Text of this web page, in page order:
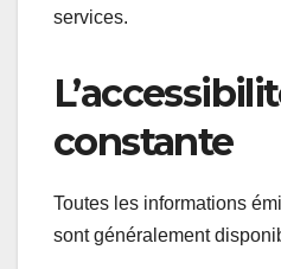
services.
constante
Toutes les informations
sont généralement